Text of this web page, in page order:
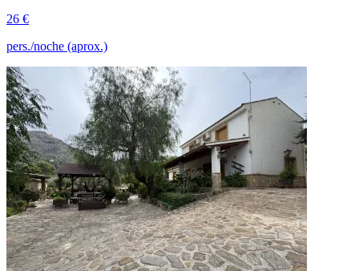
26 €
pers./noche (aprox.)